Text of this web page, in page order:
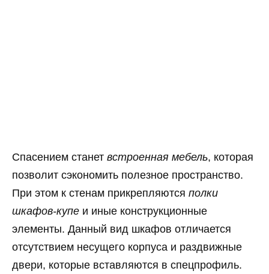
Спасением станет встроенная мебель, которая
позволит сэкономить полезное пространство.
При этом к стенам прикрепляются полки
шкафов-купе и иные конструкционные
элементы. Данный вид шкафов отличается
отсутствием несущего корпуса и раздвижные
двери, которые вставляются в спецпрофиль.